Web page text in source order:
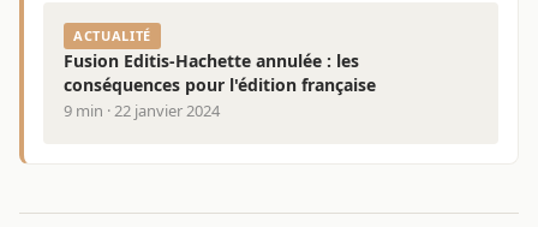
ACTUALITÉ
Fusion Editis-Hachette annulée : les
conséquences pour l'édition française
9 min · 22 janvier 2024